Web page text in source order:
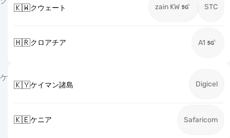
🇰🇼クウェート zain KW STC
🇭🇷クロアチア A1
ケ
🇰🇾ケイマン諸島 Digicel
🇰🇪ケニア Safaricom